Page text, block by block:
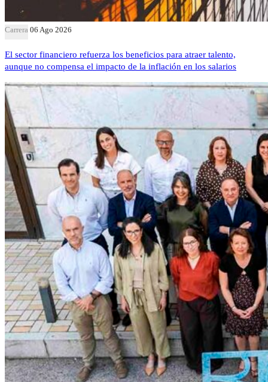
Carrera 06 Ago 2026
El sector financiero refuerza los beneficios para atraer talento,
aunque no compensa el impacto de la inflación en los salarios